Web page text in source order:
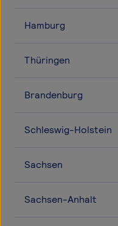
Hamburg
Thüringen
Brandenburg
Schleswig-Holstein
Sachsen
Sachsen-Anhalt